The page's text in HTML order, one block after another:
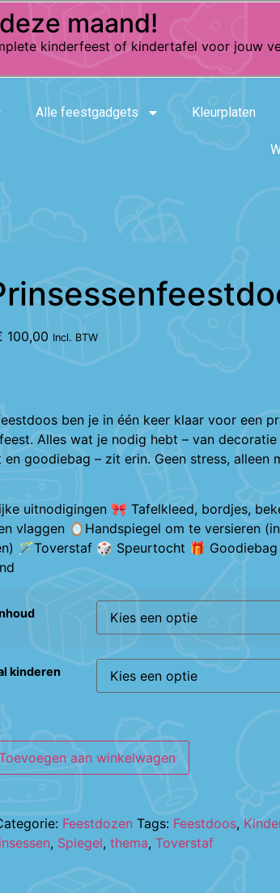
maand!
kinderfeest of kindertafel voor jouw
Alle feestgadgets Kleurplaten
100,00 Incl. BTW
ben je in één keer klaar voor een
Alles wat je nodig hebt – van
goodiebag – zit erin. Geen stress, alleen
uitnodigingen 🎀 Tafelkleed, bordjes,
vlaggen 🪞Handspiegel om te versieren
🪄Toverstaf 🎲 Speurtocht 🎁 Goodiebag
kinderen
aan winkelwagen
Feestdozen Tags: Feestdoos,
, Spiegel, thema, Toverstaf